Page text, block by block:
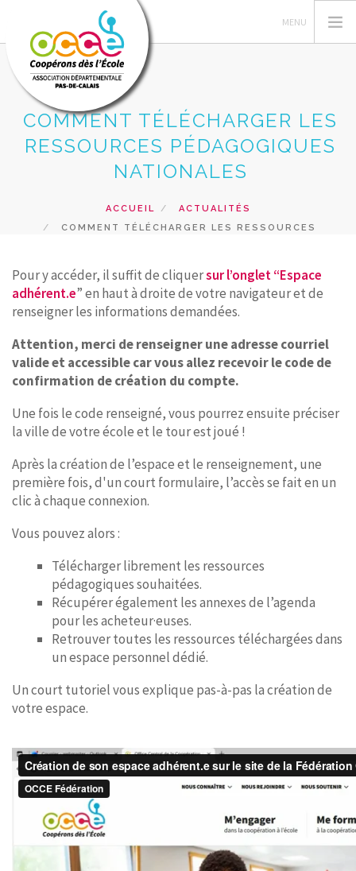
L'OCCE 62
GERER SA COOPERATIVE
RECHERCHER
CONTACT
COMMENT TÉLÉCHARGER LES
RESSOURCES PÉDAGOGIQUES
NATIONALES
ACCUEIL
ACTUALITÉS
COMMENT TÉLÉCHARGER LES RESSOURCES
Pour y accéder, il suffit de cliquersur l’onglet “Espace
adhérent.e” en haut à droite de votre navigateur et de
renseigner les informations demandées.
Attention, merci de renseigner une adresse courriel
valide et accessible car vous allez recevoir le code de
confirmation de création du compte.
Une fois le code renseigné, vous pourrez ensuite préciser
la ville de votre école et le tour est joué !
Après la création de l’espace et le renseignement, une
première fois, d'un court formulaire, l’accès se fait en un
clic à chaque connexion.
Vous pouvez alors :
Télécharger librement les ressources
pédagogiques souhaitées.
Récupérer également les annexes de l’agenda
pour les acheteur·euses.
Retrouver toutes les ressources téléchargées dans
un espace personnel dédié.
Un court tutoriel vous explique pas-à-pas la création de
votre espace.